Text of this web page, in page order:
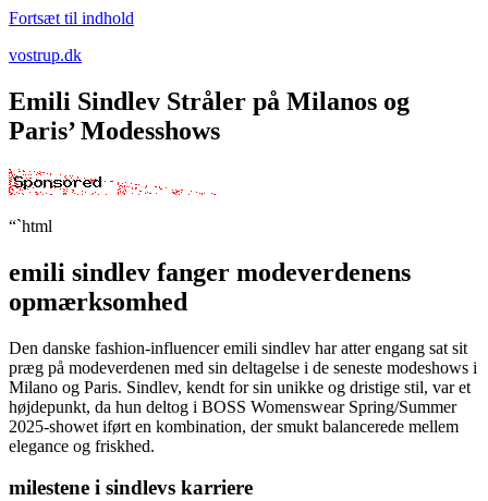
Fortsæt til indhold
vostrup.dk
Emili Sindlev Stråler på Milanos og
Paris’ Modesshows
“`html
emili sindlev fanger modeverdenens
opmærksomhed
Den danske fashion-influencer emili sindlev har atter engang sat sit
præg på modeverdenen med sin deltagelse i de seneste modeshows i
Milano og Paris. Sindlev, kendt for sin unikke og dristige stil, var et
højdepunkt, da hun deltog i BOSS Womenswear Spring/Summer
2025-showet iført en kombination, der smukt balancerede mellem
elegance og friskhed.
milestene i sindlevs karriere